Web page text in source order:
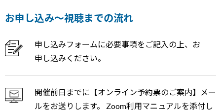
お申し込み～視聴までの流れ
申し込みフォームに必要事項をご記入の上、お
申し込みください。
開催前日までに【オンライン予約票のご案内】メー
ルをお送りします。 Zoom利用マニュアルを添付し